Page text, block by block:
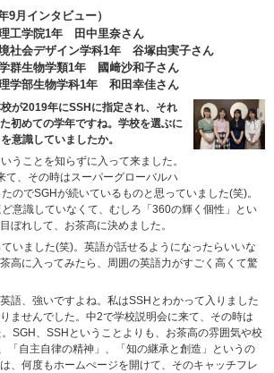
9月インタビュー）
工学院1年 田中里奈さん
社会デザイン学科1年 谷塚由実子さん
群生物学類1年 國﨑沙和子さん
学部生物学科1年 和田幸佳さん
が2019年にSSHに指定され、それ
初めての学年ですね。学校を選ぶに
意識していましたか。
うことを知らずに入って来ました。
て、その時はスーパーグローバルハ
のでSGHが続いているものと思っていました(笑)。
意識していなくて、むしろ「360の輝く個性」とい
ぼれして、お茶高に決めました。
いました(笑)。英語が話せるようになったらいいな
高に入ってみたら、周囲の英語力がすごく高くて驚
語、強いですよね。私はSSHとわかって入りました
ませんでした。中2で学校説明会に来て、その時は
SGH、SSHということよりも、お茶高の雰囲気や校
「自主自律の精神」、「知の継承と創造」というの
、何度もホームぺージを開けて、そのキャッチフレ